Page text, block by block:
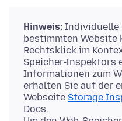
Hinweis: Individuelle
bestimmten Website
Rechtsklick im
Speicher-Inspektors
Informationen zum
erhalten Sie auf der
Webseite Storage
Docs.